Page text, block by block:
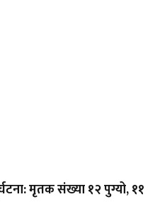
मृतक संख्या १२ पुग्यो, ११